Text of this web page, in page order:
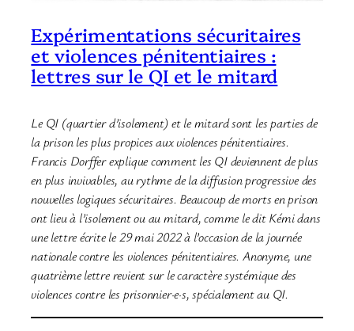
Expérimentations sécuritaires
et violences pénitentiaires :
lettres sur le QI et le mitard
Le QI (quartier d’isolement) et le mitard sont les parties de
la prison les plus propices aux violences pénitentiaires.
Francis Dorffer explique comment les QI deviennent de plus
en plus invivables, au rythme de la diffusion progressive des
nouvelles logiques sécuritaires. Beaucoup de morts en prison
ont lieu à l’isolement ou au mitard, comme le dit Kémi dans
une lettre écrite le 29 mai 2022 à l’occasion de la journée
nationale contre les violences pénitentiaires. Anonyme, une
quatrième lettre revient sur le caractère systémique des
violences contre les prisonnier·e·s, spécialement au QI.